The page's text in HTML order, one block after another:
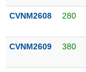
CVNM2608 280
CVNM2609 380
tạo